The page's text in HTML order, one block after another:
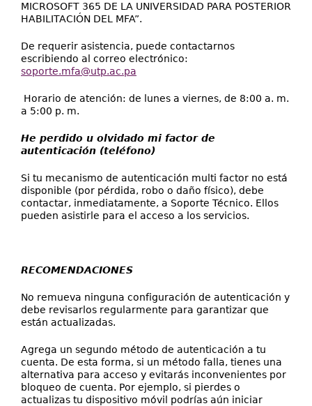
Internacional
Transparencia
MICROSOFT 365 DE LA UNIVERSIDAD PARA POSTERIOR
HABILITACIÓN DEL MFA”.
De requerir asistencia, puede contactarnos
escribiendo al correo electrónico:
soporte.mfa@utp.ac.pa
Horario de atención: de lunes a viernes, de 8:00 a. m.
a 5:00 p. m.
He perdido u olvidado mi factor de
autenticación (teléfono)
Si tu mecanismo de autenticación multi factor no está
disponible (por pérdida, robo o daño físico), debe
contactar, inmediatamente, a Soporte Técnico. Ellos
pueden asistirle para el acceso a los servicios.
RECOMENDACIONES
No remueva ninguna configuración de autenticación y
debe revisarlos regularmente para garantizar que
están actualizadas.
Agrega un segundo método de autenticación a tu
cuenta. De esta forma, si un método falla, tienes una
alternativa para acceso y evitarás inconvenientes por
bloqueo de cuenta. Por ejemplo, si pierdes o
actualizas tu dispositivo móvil podrías aún iniciar